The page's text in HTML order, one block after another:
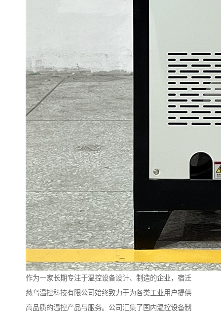
作为一家长期专注于温控设备设计、制造的企业，宿迁
慈乌温控科技有限公司始终致力于为各类工业用户提供
高品质的温控产品与服务。公司汇集了国内温控设备制